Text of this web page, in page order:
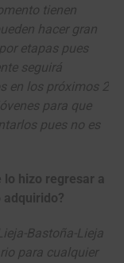
tienen
hacer gran
etapas pues
seguirá
en los próximos 2
para que
pues no es
lo hizo regresar a
Bastoña-Lieja
para cualquier